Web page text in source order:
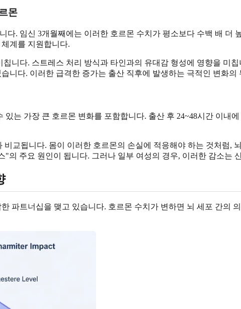
몬
다. 임신 3개월째에는 이러한 호르몬 수치가 평소보다 수백 배 더
계를 지원합니다.
니다. 스트레스 처리 방식과 타인과의 유대감 형성에 영향을 미
니다. 이러한 급격한 증가는 출산 직후에 발생하는 극적인 변화의
는 가장 큰 호르몬 변화를 포함합니다. 출산 후 24~48시간 이내
교됩니다. 몸이 이러한 호르몬의 손실에 적응해야 하는 것처럼,
의 주요 원인이 됩니다. 그러나 일부 여성의 경우, 이러한 감소는
파트너십을 맺고 있습니다. 호르몬 수치가 변하면 뇌 세포 간의